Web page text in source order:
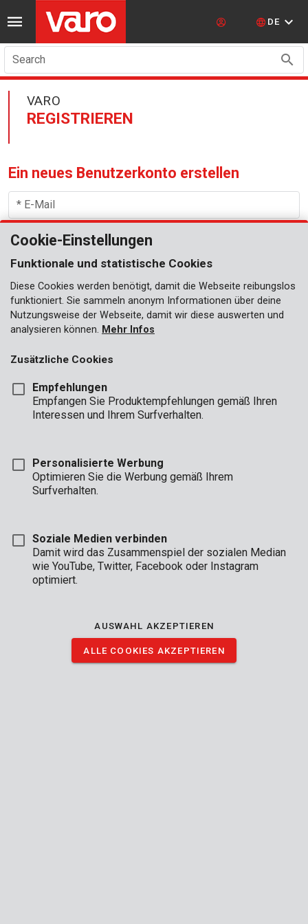
DE
Search
VARO
REGISTRIEREN
Ein neues Benutzerkonto erstellen
* E-Mail
* Passwort
* Passwort wiederholen
* Nachname
* Name der Firma
Geschäft
einverstanden mit der Verarbeitung meiner Daten,
gemäß dendatenschutzerklärung
Cookie-Einstellungen
Funktionale und statistische Cookies
Diese Cookies werden benötigt, damit die Webseite reibungslos
funktioniert. Sie sammeln anonym Informationen über deine
Nutzungsweise der Webseite, damit wir diese auswerten und
analysieren können. Mehr Infos
Zusätzliche Cookies
Empfehlungen
Empfangen Sie Produktempfehlungen gemäß Ihren
Interessen und Ihrem Surfverhalten.
Personalisierte Werbung
Optimieren Sie die Werbung gemäß Ihrem
Surfverhalten.
Soziale Medien verbinden
Damit wird das Zusammenspiel der sozialen Median
wie YouTube, Twitter, Facebook oder Instagram
optimiert.
AUSWAHL AKZEPTIEREN
ALLE COOKIES AKZEPTIEREN